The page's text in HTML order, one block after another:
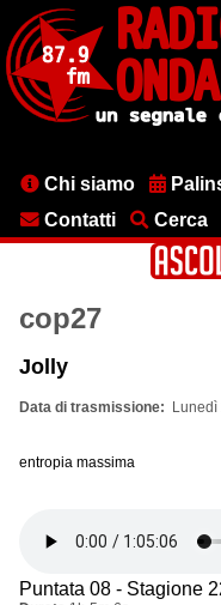
contenuto
principale
MenuChi siamo
Contatti
Cerca
cop27
Jolly
Data di trasmissione
entropia massima
Puntata 08 - Stagione